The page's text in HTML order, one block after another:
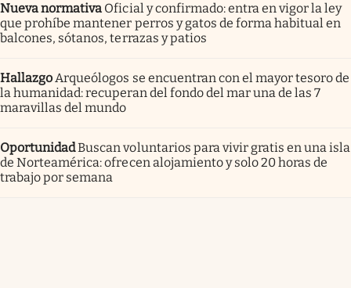
Nueva normativa Oficial y confirmado: entra en vigor la ley
que prohíbe mantener perros y gatos de forma habitual en
balcones, sótanos, terrazas y patios
HallazgoArqueólogos se encuentran con el mayor tesoro de
la humanidad: recuperan del fondo del mar una de las 7
maravillas del mundo
OportunidadBuscan voluntarios para vivir gratis en una isla
de Norteamérica: ofrecen alojamiento y solo 20 horas de
trabajo por semana